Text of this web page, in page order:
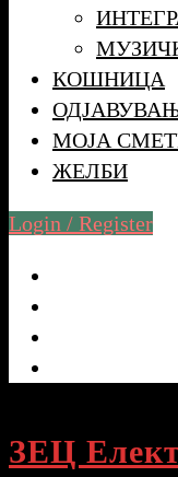
КОШНИЦА
МОЈА
ЖЕЛБИ
Login / Register
ЗЕЦ